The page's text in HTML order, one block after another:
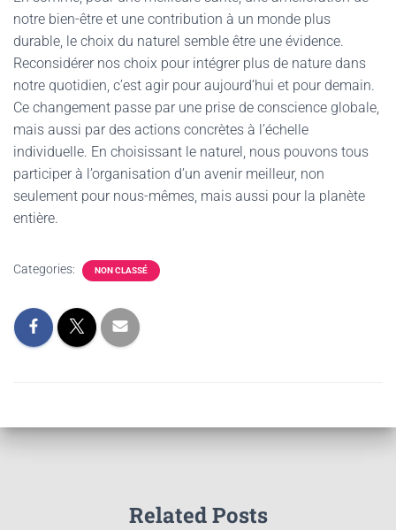
notre bien-être et une contribution à un monde plus
durable, le choix du naturel semble être une évidence.
Reconsidérer nos choix pour intégrer plus de nature dans
notre quotidien, c’est agir pour aujourd’hui et pour demain.
Ce changement passe par une prise de conscience globale,
mais aussi par des actions concrètes à l’échelle
individuelle. En choisissant le naturel, nous pouvons tous
participer à l’organisation d’un avenir meilleur, non
seulement pour nous-mêmes, mais aussi pour la planète
entière.
Categories: NON CLASSÉ
Related Posts